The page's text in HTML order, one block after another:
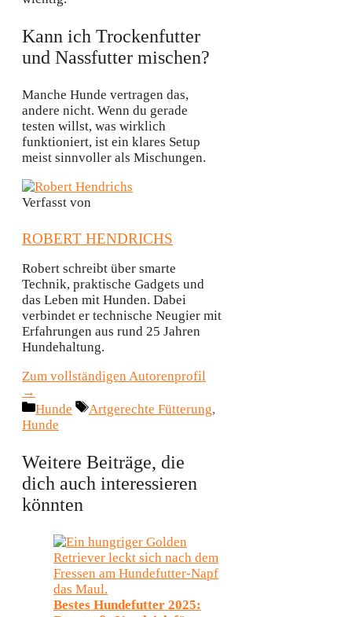
Kann ich Trockenfutter
und Nassfutter mischen?
Manche Hunde vertragen das,
andere nicht. Wenn du gerade
testen willst, was wirklich
funktioniert, ist ein klares Setup
meist sinnvoller als Mischungen.
Verfasst von
ROBERT HENDRICHS
Robert schreibt über smarte
Technik, praktische Gadgets und
das Leben mit Hunden. Dabei
verbindet er technische Neugier mit
Erfahrungen aus rund 25 Jahren
Hundehaltung.
Zum vollständigen Autorenprofil
→
Kategorien
Hunde Schlagwörter
Artgerechte Fütterung,
Hunde
Weitere Beiträge, die
dich auch interessieren
könnten
Bestes Hundefutter 2025: